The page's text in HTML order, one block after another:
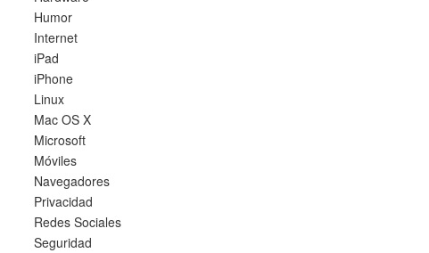
Humor
Internet
iPad
iPhone
Linux
Mac OS X
Microsoft
Móviles
Navegadores
Privacidad
Redes Sociales
Seguridad